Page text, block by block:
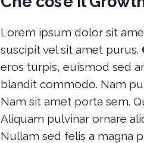
Lorem ipsum dolor sit
suscipit vel sit amet purus.
eros turpis, euismod sed
blandit commodo. Nam
Nam sit amet porta sem.
Aliquam pulvinar ornare
Nullam sed felis a magna